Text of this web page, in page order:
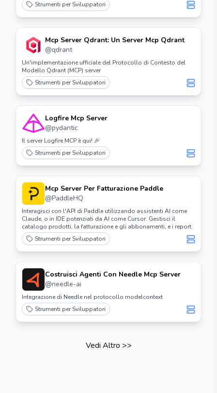
Strumenti per Sviluppatori
Mcp Server Qdrant: Un Server Mcp Qdrant
@qdrant
Un'implementazione ufficiale del Protocollo di Contesto del
Modello Qdrant (MCP) server
Strumenti per Sviluppatori
Logfire Mcp Server
@pydantic
Il server Logfire MCP è qui! 🎉
Strumenti per Sviluppatori
Mcp Server Per Fatturazione Paddle
@PaddleHQ
Interagisci con l'API di Paddle utilizzando assistenti AI come
Claude, o in IDE potenziati da AI come Cursor. Gestisci il
catalogo prodotti, la fatturazione e gli abbonamenti, e i report.
Strumenti per Sviluppatori
Costruisci Agenti Con Needle Mcp Server
@needle-ai
Integrazione di Needle nel protocollo modelcontext
Strumenti per Sviluppatori
Vedi Altro >>